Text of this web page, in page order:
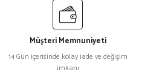
Müşteri Memnuniyeti
14 Gün içerisinde kolay iade ve değişim
imkanı